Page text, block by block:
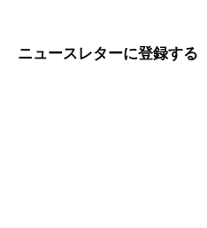
ニュースレターに登録する